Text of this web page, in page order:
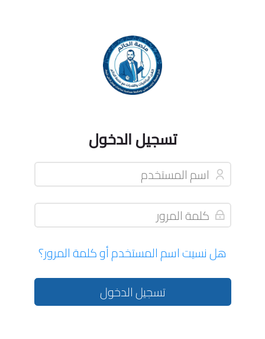
تسجيل الدخول
تخطى لتنشيء حسابًا جديدًا
اسم المستخدم
كلمة المرور
هل نسيت اسم المستخدم أو كلمة المرور؟
تسجيل الدخول